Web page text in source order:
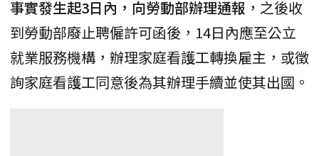
事實發生起3日內，向勞動部辦理通報 ，之後收
到勞動部廢止聘僱許可函後，14日內應至公立
就業服務機構，辦理家庭看護工轉換雇主，或徵
詢家庭看護工同意後為其辦理手續並使其出國。